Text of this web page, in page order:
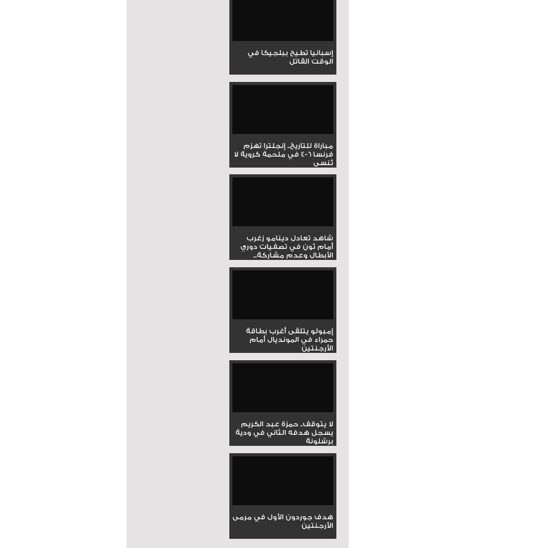
إسبانيا تطيح ببلجيكا في
الوقت القاتل
مباراة للتاريخ.. إنجلترا تهزم
فرنسا 6-4 في ملحمة كروية لا
تُنسى
شاهد تعادل دينامو زغرب
أمام ثون في تصفيات دوري
الأبطال وعدم مشاركة...
إمبولو يتلقى أغرب بطاقة
حمراء في المونديال أمام
الأرجنتين
لا يتوقف.. حمزة عبد الكريم
يسجل هدفه الثاني في ودية
برشلونة
هدف جوردون الأول في مرمى
الأرجنتين